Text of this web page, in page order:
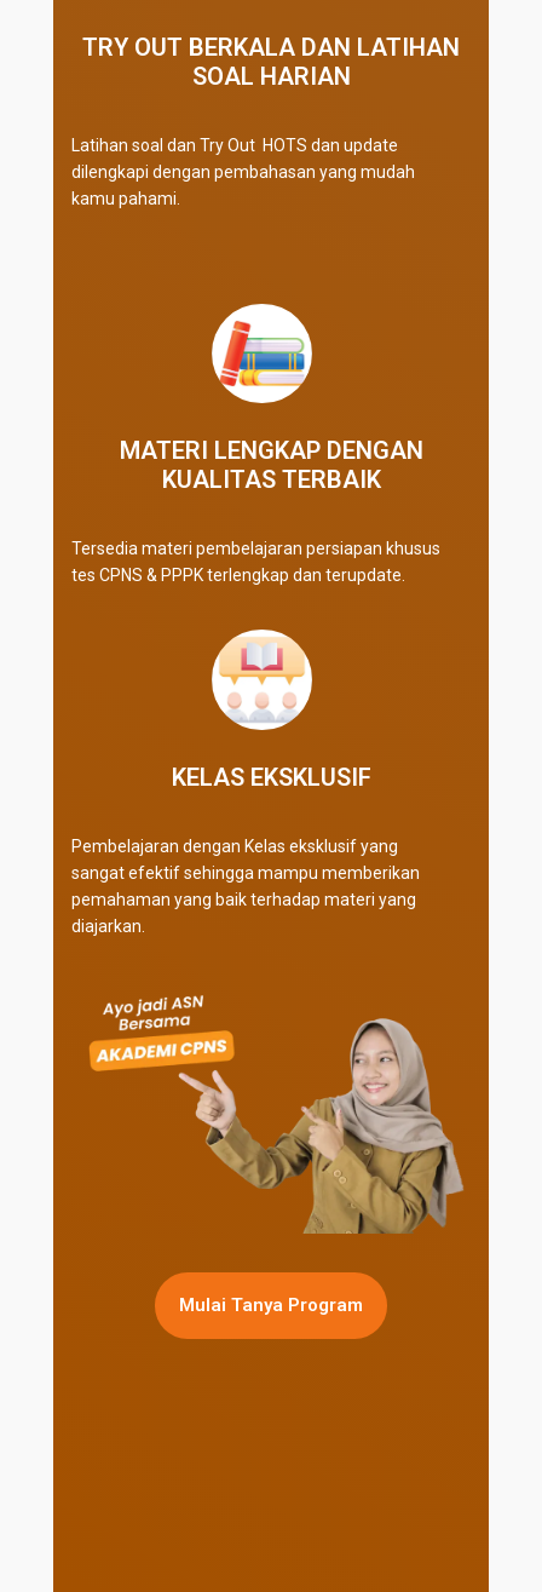
TRY OUT BERKALA DAN LATIHAN
SOAL HARIAN
Latihan soal dan Try Out HOTS dan update
dilengkapi dengan pembahasan yang mudah
kamu pahami.
MATERI LENGKAP DENGAN
KUALITAS TERBAIK​
Tersedia materi pembelajaran persiapan khusus
tes CPNS & PPPK terlengkap dan terupdate.
KELAS EKSKLUSIF​
Pembelajaran dengan Kelas eksklusif yang
sangat efektif sehingga mampu memberikan
pemahaman yang baik terhadap materi yang
diajarkan.
Mulai Tanya Program